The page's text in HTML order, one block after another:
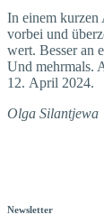
In einem kurzen
vorbei und
wert. Besser an
Und mehrmals.
12. April 2024.
Olga Silantjewa
Newsletter